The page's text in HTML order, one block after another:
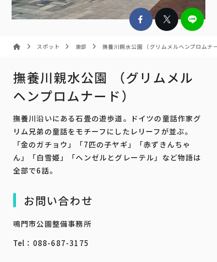
スポット 東部 撫養川親水公園 （グリムメルヘンプロムナ
撫養川親水公園 （グリムメル
ヘンプロムナード）
撫養川沿いにある石畳の遊歩道。ドイツの童話作家グ
リム兄弟の童話をモチーフにしたレリーフが並ぶ。
「金のガチョウ」「7匹の子ヤギ」「赤ずきんちゃ
ん」「白雪姫」「ヘンゼルとグレーテル」など物語は
全部で6話。
お問い合わせ
鳴門市公園整備事務所
Tel：088-687-3175